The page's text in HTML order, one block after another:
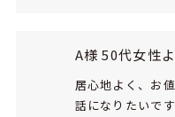
A様 50代女性
居心地よく、お
話になりたいで